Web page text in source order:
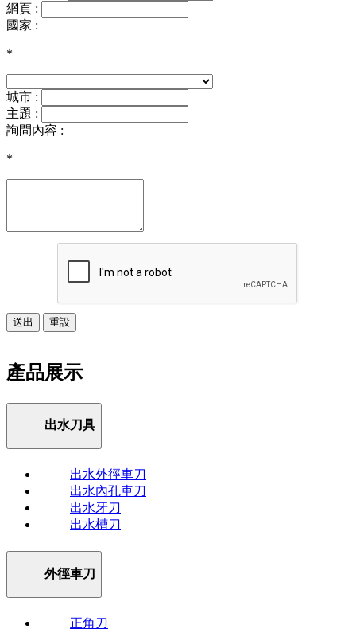
網頁 :
國家 :
*
城市 :
主題 :
詢問內容 :
*
送出 重設
產品展示
出水刀具
出水外徑車刀
出水內孔車刀
出水牙刀
出水槽刀
外徑車刀
正角刀